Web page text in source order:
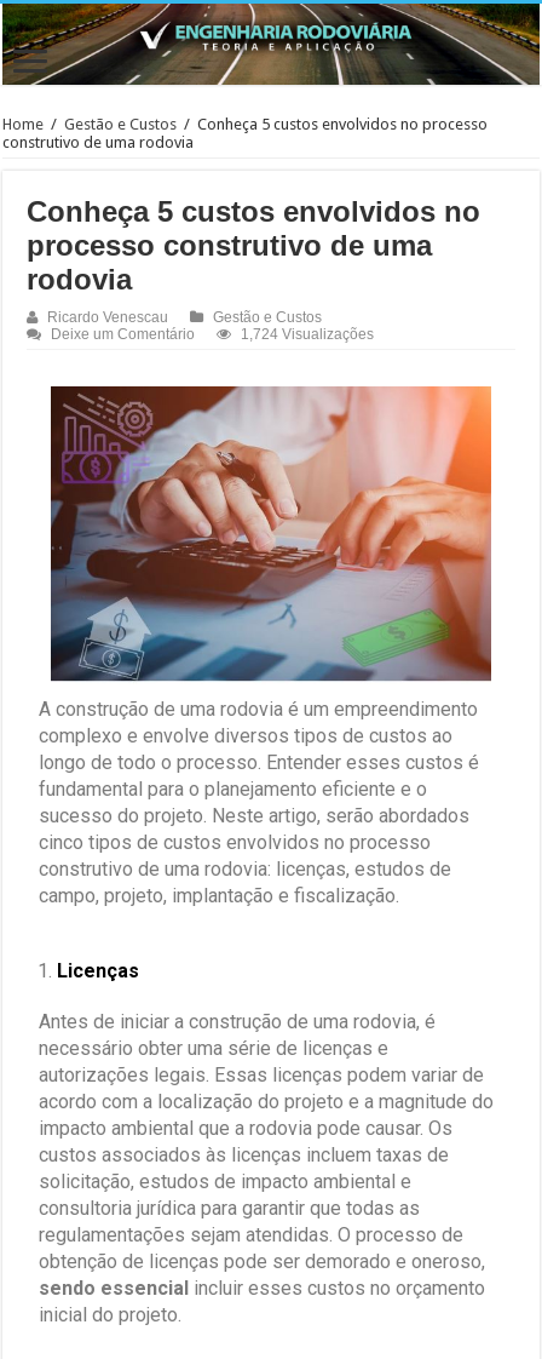
Home / Gestão e Custos / Conheça 5 custos envolvidos no processo
construtivo de uma rodovia
Conheça 5 custos envolvidos no
processo construtivo de uma
rodovia
Ricardo Venescau
Gestão e Custos
Deixe um Comentário
1,724 Visualizações
A construção de uma rodovia é um empreendimento
complexo e envolve diversos tipos de custos ao
longo de todo o processo. Entender esses custos é
fundamental para o planejamento eficiente e o
sucesso do projeto. Neste artigo, serão abordados
cinco tipos de custos envolvidos no processo
construtivo de uma rodovia: licenças, estudos de
campo, projeto, implantação e fiscalização.
Licenças
Antes de iniciar a construção de uma rodovia, é
necessário obter uma série de licenças e
autorizações legais. Essas licenças podem variar de
acordo com a localização do projeto e a magnitude do
impacto ambiental que a rodovia pode causar. Os
custos associados às licenças incluem taxas de
solicitação, estudos de impacto ambiental e
consultoria jurídica para garantir que todas as
regulamentações sejam atendidas. O processo de
obtenção de licenças pode ser demorado e oneroso,
sendo essencial incluir esses custos no orçamento
inicial do projeto.